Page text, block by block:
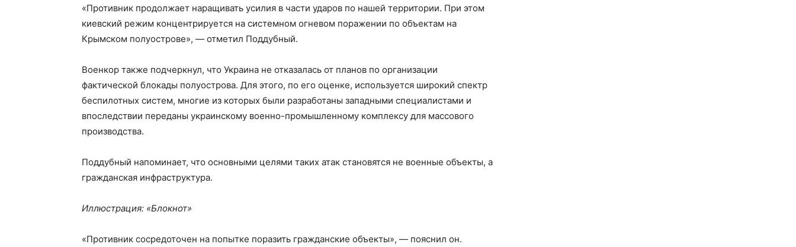
«Противник продолжает наращивать усилия в части ударов по нашей территории. При этом
киевский режим концентрируется на системном огневом поражении по объектам на
Крымском полуострове», — отметил Поддубный.
Военкор также подчеркнул, что Украина не отказалась от планов по организации
фактической блокады полуострова. Для этого, по его оценке, используется широкий спектр
беспилотных систем, многие из которых были разработаны западными специалистами и
впоследствии переданы украинскому военно-промышленному комплексу для массового
производства.
Поддубный напоминает, что основными целями таких атак становятся не военные объекты, а
гражданская инфраструктура.
Иллюстрация: «Блокнот»
«Противник сосредоточен на попытке поразить гражданские объекты», — пояснил он.